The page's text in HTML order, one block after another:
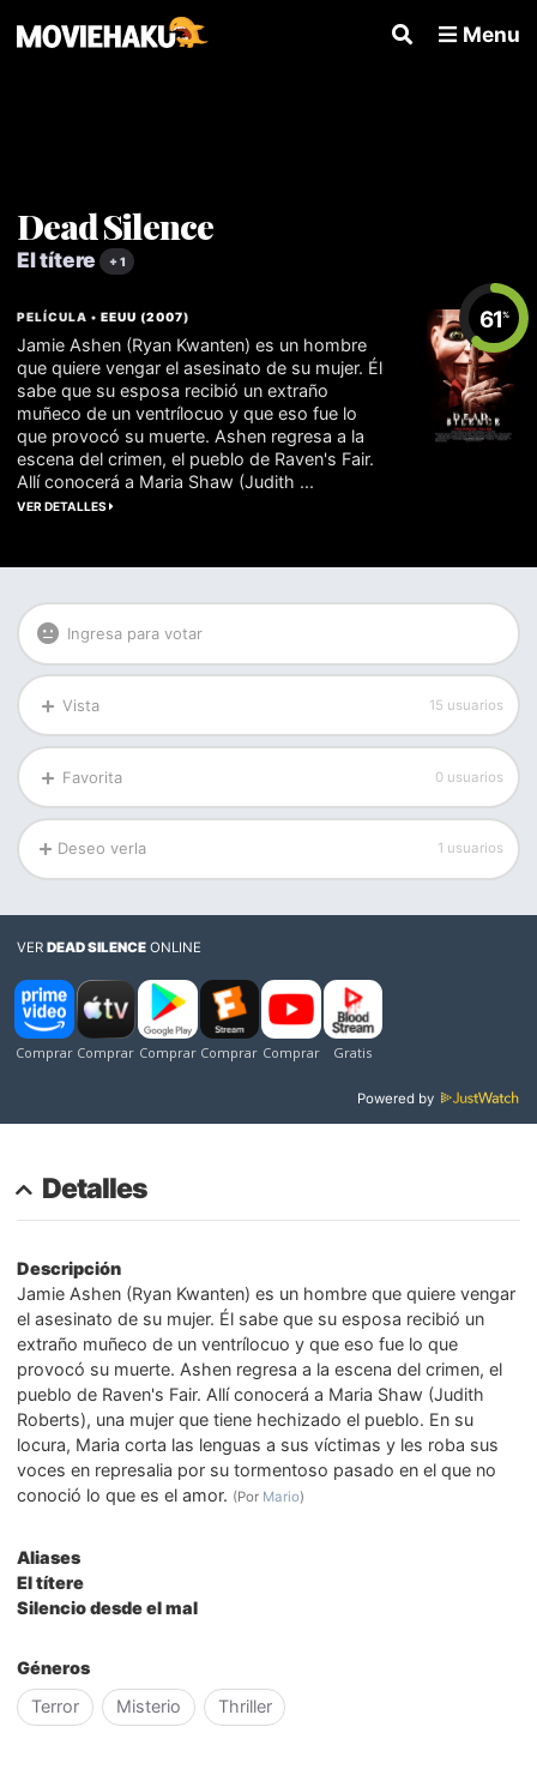
Menu
Dead Silence
El títere + 1
61%
PELÍCULA •EEUU (2007)
Jamie Ashen (Ryan Kwanten) es un hombre
que quiere vengar el asesinato de su mujer. Él
sabe que su esposa recibió un extraño
muñeco de un ventrílocuo y que eso fue lo
que provocó su muerte. Ashen regresa a la
escena del crimen, el pueblo de Raven's Fair.
Allí conocerá a Maria Shaw (Judith ...
VER DETALLES
Ingresa para votar
Vista 15 usuarios
Favorita 0 usuarios
Deseo verla 1 usuarios
VERDEAD SILENCE ONLINE
Powered by
Detalles
Descripción
Jamie Ashen (Ryan Kwanten) es un hombre que quiere vengar
el asesinato de su mujer. Él sabe que su esposa recibió un
extraño muñeco de un ventrílocuo y que eso fue lo que
provocó su muerte. Ashen regresa a la escena del crimen, el
pueblo de Raven's Fair. Allí conocerá a Maria Shaw (Judith
Roberts), una mujer que tiene hechizado el pueblo. En su
locura, Maria corta las lenguas a sus víctimas y les roba sus
voces en represalia por su tormentoso pasado en el que no
conoció lo que es el amor. (Por Mario)
Aliases
El títere
Silencio desde el mal
Géneros
Terror
Misterio Thriller